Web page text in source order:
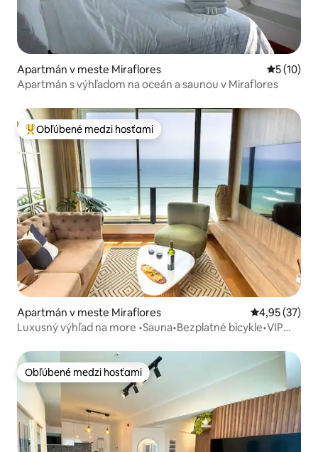
Apartmán v meste Miraflores
5 (10)
Apartmán s výhľadom na oceán a saunou v Miraflores
Najobľúbenejšie medzi hosťami
Obľúbené medzi hosťami
Apartmán v meste Miraflores Priemerné
4,95 (37)
Luxusný výhľad na more •Sauna•Bezplatné bicykle•VIP
Obľúbené medzi hosťami
Obľúbené medzi hosťami